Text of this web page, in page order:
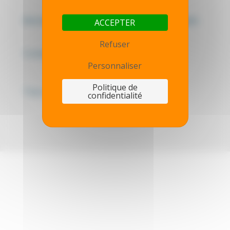
Mentions légales - Politique de confidentialité
ACCEPTER
Refuser
Personnaliser
Politique de
confidentialité